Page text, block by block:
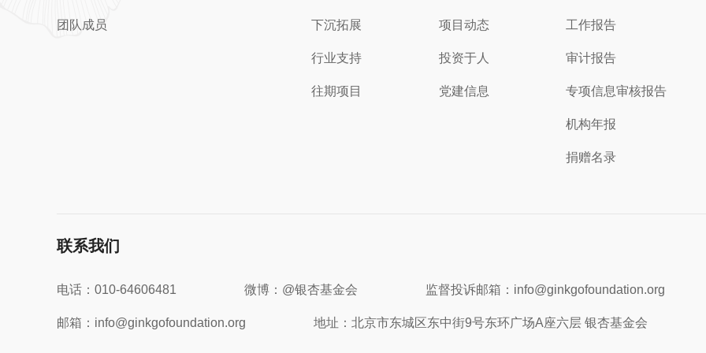
团队成员 下沉拓展
行业支持
往期项目
项目动态
投资于人
党建信息
工作报告
审计报告
专项信息审核报告
机构年报
捐赠名录
联系我们
电话：010-64606481 微博：@银杏基金会 监督投诉邮箱：info@ginkgofoundation.org
邮箱：info@ginkgofoundation.org 地址：北京市东城区东中街9号东环广场A座六层 银杏基金会